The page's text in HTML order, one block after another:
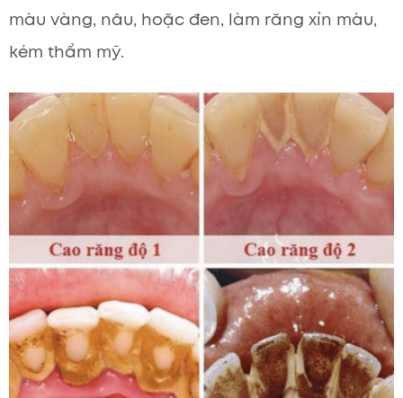
màu vàng, nâu, hoặc đen, làm răng xỉn màu,
kém thẩm mỹ.